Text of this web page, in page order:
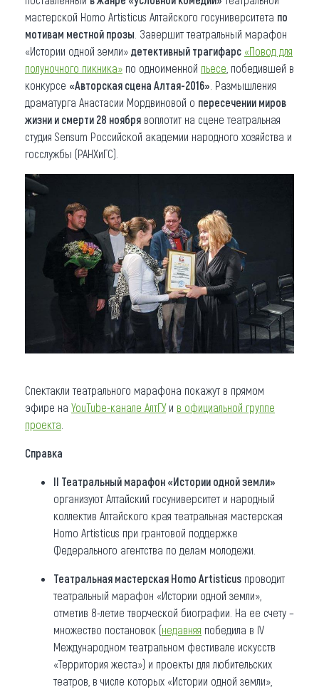
мастерской Homo Artisticus Алтайского госуниверситета по
мотивам местной прозы . Завершит театральный марафон
«Истории одной земли» детективный трагифарс «Повод для
полуночного пикника» по одноименной пьесе , победившей в
конкурсе «Авторская сцена Алтая-2016» . Размышления
драматурга Анастасии Мордвиновой о пересечении миров
жизни и смерти 28 ноября воплотит на сцене театральная
студия Sensum Российской академии народного хозяйства и
госслужбы (РАНХиГС).
Спектакли театрального марафона покажут в прямом
эфире на YouTube-канале АлтГУи в официальной группе
проекта
Справка
II Театральный марафон «Истории одной земли»
организуют Алтайский госуниверситет и народный
коллектив Алтайского края театральная мастерская
Homo Artisticus при грантовой поддержке
Федерального агентства по делам молодежи.
Театральная мастерская Homo Artisticus проводит
театральный марафон «Истории одной земли»,
отметив 8-летие творческой биографии. На ее счету –
множество постановок (недавняя победила в IV
Международном театральном фестивале искусств
«Территория жеста») и проекты для любительских
театров, в числе которых «Истории одной земли»,